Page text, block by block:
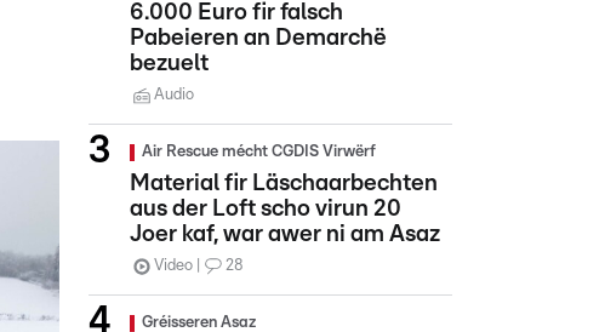
6.000 Euro fir falsch
Pabeieren an Demarchë
bezuelt
Audio
Air Rescue mécht CGDIS Virwërf
Material fir Läschaarbechten
aus der Loft scho virun 20
Joer kaf, war awer ni am Asaz
Video 28
Gréisseren Asaz